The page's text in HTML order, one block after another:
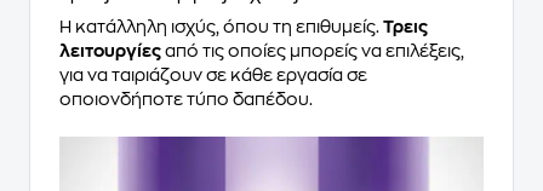
Η κατάλληλη ισχύς, όπου τη επιθυμείς. Τρεις
λειτουργίες από τις οποίες μπορείς να επιλέξεις,
για να ταιριάζουν σε κάθε εργασία σε
οποιονδήποτε τύπο δαπέδου.